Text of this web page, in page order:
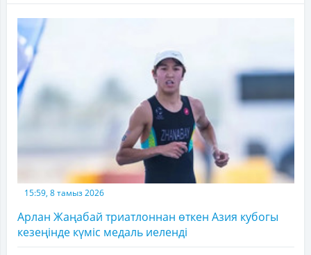
15:59, 8 тамыз 2026
Арлан Жаңабай триатлоннан өткен Азия кубогы
кезеңінде күміс медаль иеленді